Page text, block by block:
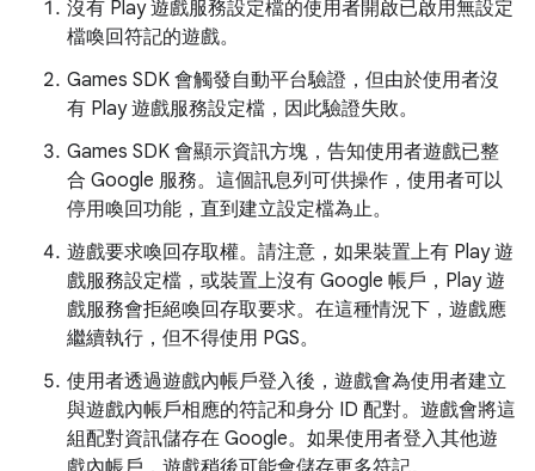
沒有 Play 遊戲服務設定檔的使用者開啟已啟用無設定
檔喚回符記的遊戲。
Games SDK 會觸發自動平台驗證，但由於使用者沒
有 Play 遊戲服務設定檔，因此驗證失敗。
Games SDK 會顯示資訊方塊，告知使用者遊戲已整
合 Google 服務。這個訊息列可供操作，使用者可以
停用喚回功能，直到建立設定檔為止。
遊戲要求喚回存取權。請注意，如果裝置上有 Play 遊
戲服務設定檔，或裝置上沒有 Google 帳戶，Play 遊
戲服務會拒絕喚回存取要求。在這種情況下，遊戲應
繼續執行，但不得使用 PGS。
使用者透過遊戲內帳戶登入後，遊戲會為使用者建立
與遊戲內帳戶相應的符記和身分 ID 配對。遊戲會將這
組配對資訊儲存在 Google。如果使用者登入其他遊